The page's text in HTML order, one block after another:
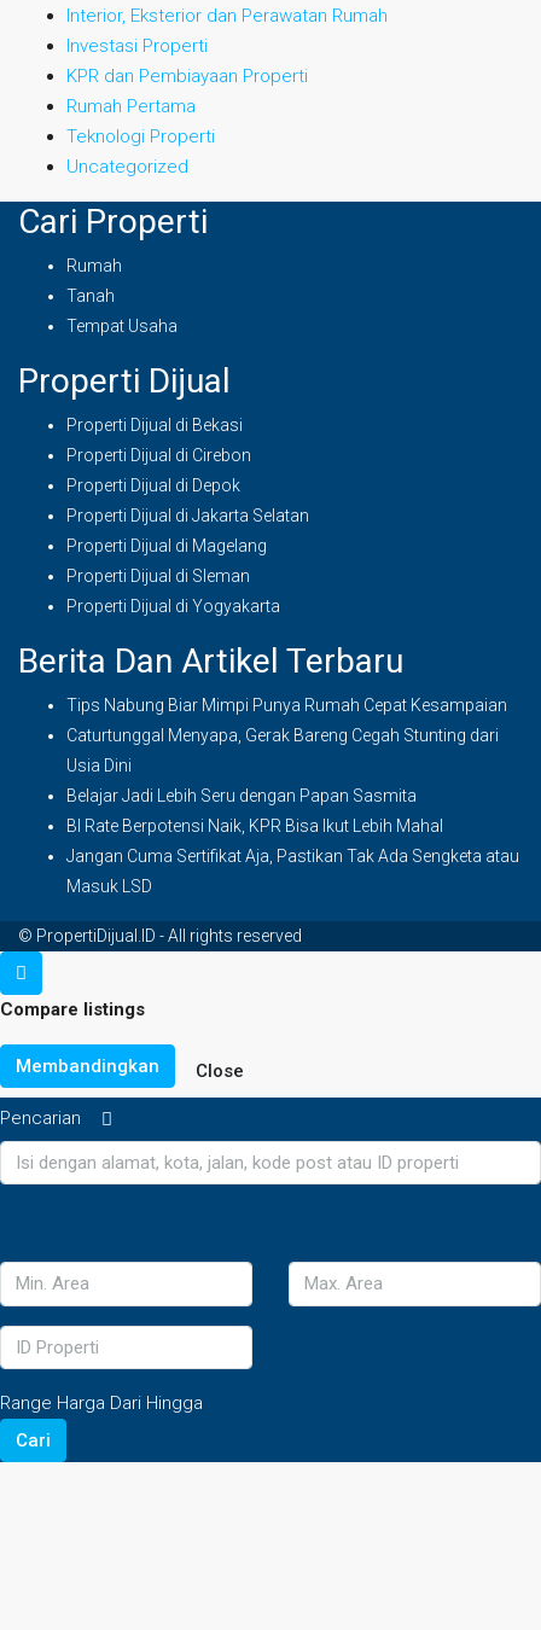
Interior, Eksterior dan Perawatan Rumah
Investasi Properti
KPR dan Pembiayaan Properti
Rumah Pertama
Teknologi Properti
Uncategorized
Cari Properti
Rumah
Tanah
Tempat Usaha
Properti Dijual
Properti Dijual di Bekasi
Properti Dijual di Cirebon
Properti Dijual di Depok
Properti Dijual di Jakarta Selatan
Properti Dijual di Magelang
Properti Dijual di Sleman
Properti Dijual di Yogyakarta
Berita Dan Artikel Terbaru
Tips Nabung Biar Mimpi Punya Rumah Cepat Kesampaian
Caturtunggal Menyapa, Gerak Bareng Cegah Stunting dari
Usia Dini
Belajar Jadi Lebih Seru dengan Papan Sasmita
BI Rate Berpotensi Naik, KPR Bisa Ikut Lebih Mahal
Jangan Cuma Sertifikat Aja, Pastikan Tak Ada Sengketa atau
Masuk LSD
© PropertiDijual.ID - All rights reserved
Compare listings
Membandingkan Close
Pencarian
Range Harga Dari Hingga
Cari